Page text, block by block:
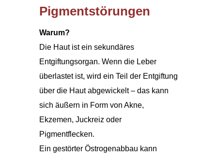
Pigmentstörungen
Warum?
Die Haut ist ein sekundäres
Entgiftungsorgan. Wenn die Leber
überlastet ist, wird ein Teil der Entgiftung
über die Haut abgewickelt – das kann
sich äußern in Form von Akne,
Ekzemen, Juckreiz oder
Pigmentflecken.
Ein gestörter Östrogenabbau kann